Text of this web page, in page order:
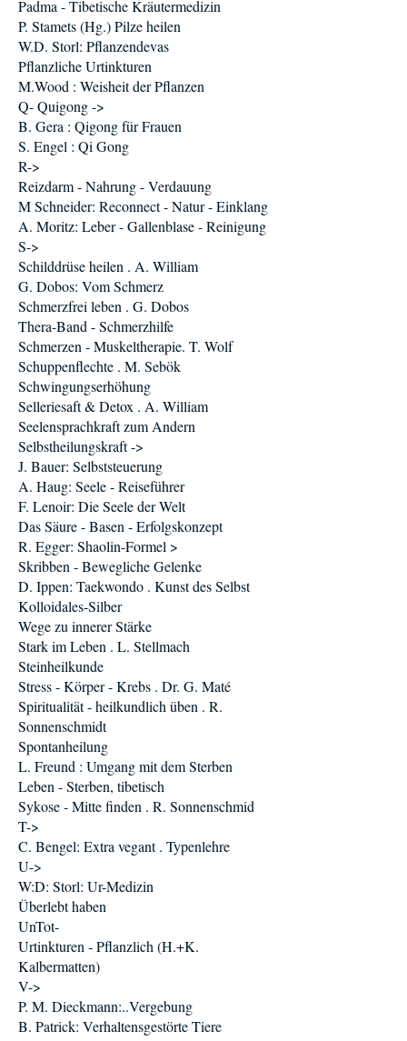
Padma - Tibetische Kräutermedizin
P. Stamets (Hg.) Pilze heilen
W.D. Storl: Pflanzendevas
Pflanzliche Urtinkturen
M.Wood : Weisheit der Pflanzen
Q- Quigong ->
B. Gera : Qigong für Frauen
S. Engel : Qi Gong
R->
Reizdarm - Nahrung - Verdauung
M Schneider: Reconnect - Natur - Einklang
A. Moritz: Leber - Gallenblase - Reinigung
S->
Schilddrüse heilen . A. William
G. Dobos: Vom Schmerz
Schmerzfrei leben . G. Dobos
Thera-Band - Schmerzhilfe
Schmerzen - Muskeltherapie. T. Wolf
Schuppenflechte . M. Sebök
Schwingungserhöhung
Selleriesaft & Detox . A. William
Seelensprachkraft zum Andern
Selbstheilungskraft ->
J. Bauer: Selbststeuerung
A. Haug: Seele - Reiseführer
F. Lenoir: Die Seele der Welt
Das Säure - Basen - Erfolgskonzept
R. Egger: Shaolin-Formel >
Skribben - Bewegliche Gelenke
D. Ippen: Taekwondo . Kunst des Selbst
Kolloidales-Silber
Wege zu innerer Stärke
Stark im Leben . L. Stellmach
Steinheilkunde
Stress - Körper - Krebs . Dr. G. Maté
Spiritualität - heilkundlich üben . R.
Sonnenschmidt
Spontanheilung
L. Freund : Umgang mit dem Sterben
Leben - Sterben, tibetisch
Sykose - Mitte finden . R. Sonnenschmid
T->
C. Bengel: Extra vegant . Typenlehre
U->
W:D: Storl: Ur-Medizin
Überlebt haben
UnTot-
Urtinkturen - Pflanzlich (H.+K.
Kalbermatten)
V->
P. M. Dieckmann:..Vergebung
B. Patrick: Verhaltensgestörte Tiere